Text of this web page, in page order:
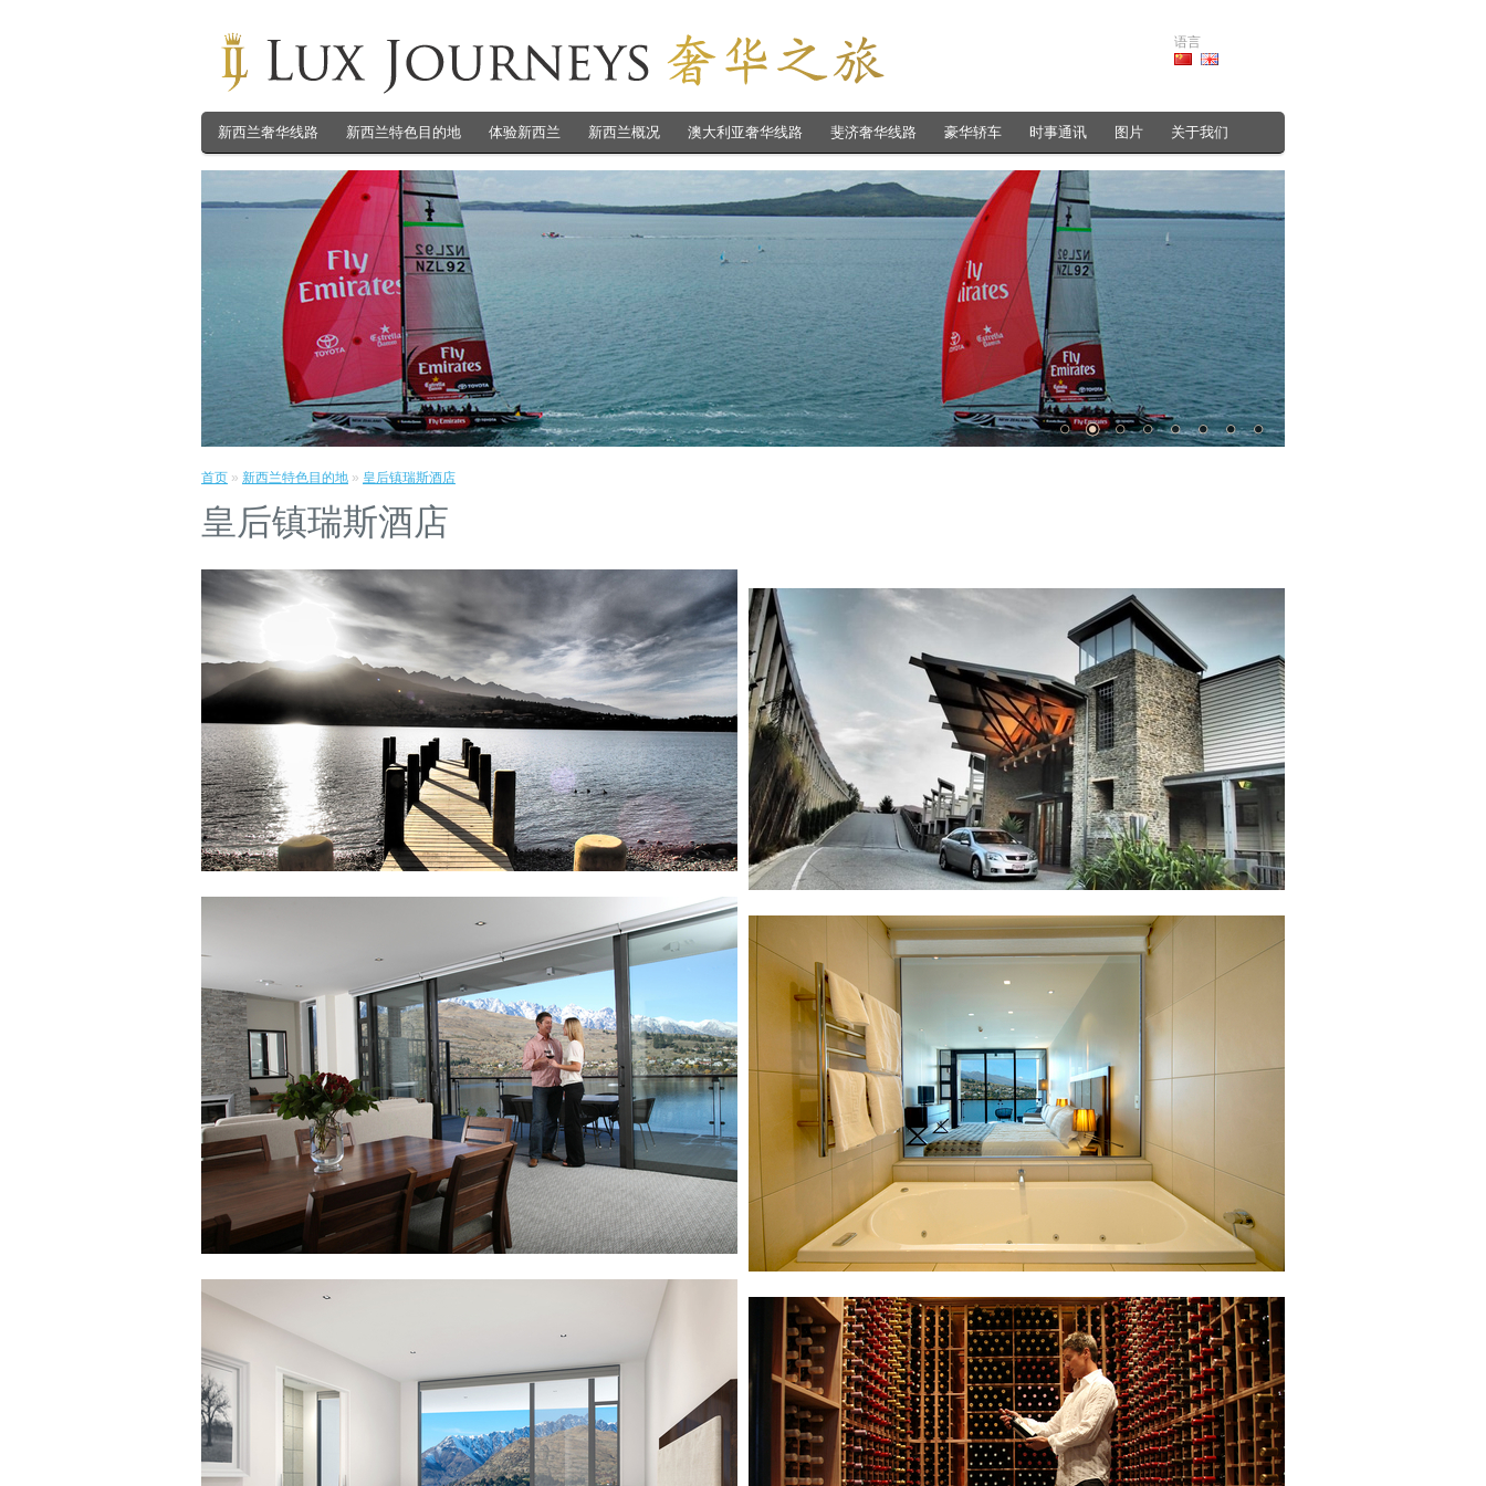
语言
新西兰奢华线路 新西兰特色目的地 体验新西兰 新西兰概况 澳大利亚奢华线路 斐济奢华线路 豪华轿车 时事通讯 图片 关于我们
首页 » 新西兰特色目的地 » 皇后镇瑞斯酒店
皇后镇瑞斯酒店